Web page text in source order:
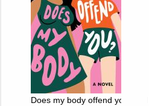
Does my body offend you?